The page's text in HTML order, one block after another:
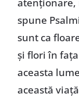
spune
sunt ca
și flori în
aceasta
această